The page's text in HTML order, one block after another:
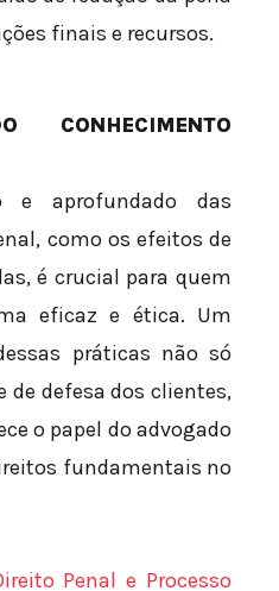
finais e recursos.
CONHECIMENTO
e aprofundado das
como os efeitos de
é crucial para quem
eficaz e ética. Um
práticas não só
de defesa dos clientes,
o papel do advogado
fundamentais no
Penal e Processo